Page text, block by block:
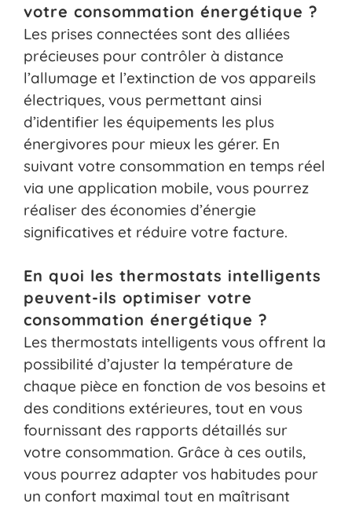
votre consommation énergétique ?
Les prises connectées sont des alliées
précieuses pour contrôler à distance
l’allumage et l’extinction de vos appareils
électriques, vous permettant ainsi
d’identifier les équipements les plus
énergivores pour mieux les gérer. En
suivant votre consommation en temps réel
via une application mobile, vous pourrez
réaliser des économies d’énergie
significatives et réduire votre facture.
En quoi les thermostats intelligents
peuvent-ils optimiser votre
consommation énergétique ?
Les thermostats intelligents vous offrent la
possibilité d’ajuster la température de
chaque pièce en fonction de vos besoins et
des conditions extérieures, tout en vous
fournissant des rapports détaillés sur
votre consommation. Grâce à ces outils,
vous pourrez adapter vos habitudes pour
un confort maximal tout en maîtrisant